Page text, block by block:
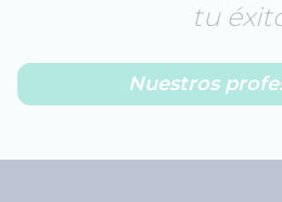
tu
Nuestros